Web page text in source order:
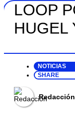
LOOP
HUGEL
NOTICIAS
SHARE
Redacción